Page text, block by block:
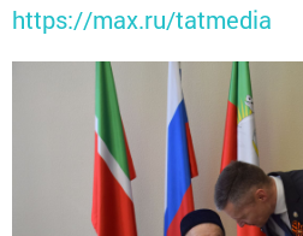
https://max.ru/tatmedia